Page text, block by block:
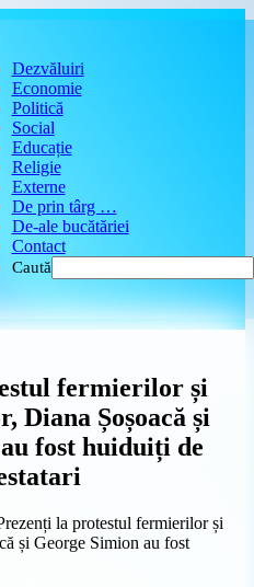
Dezvăluiri
Economie
Politică
Social
Educație
Religie
Externe
De prin târg …
De-ale bucătăriei
Contact
fermierilor și
Diana Șoșoacă și
fost huiduiți de